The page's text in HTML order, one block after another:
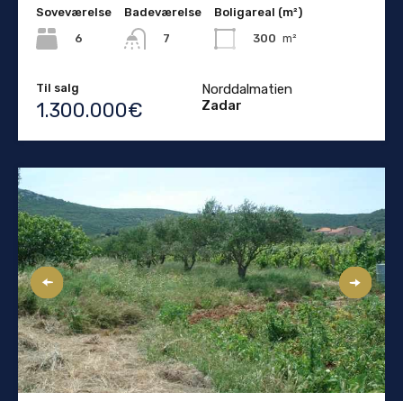
Soveværelse
6
Badeværelse
7
Boligareal (m²)
300 m²
Til salg
1.300.000€
Norddalmatien
Zadar